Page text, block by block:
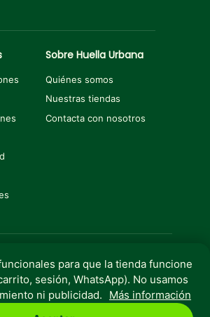
Sobre Huella Urbana
Quiénes somos
Nuestras tiendas
Contacta con nosotros
Urbana. Todos los derechos
reservados.
para que la tienda funcione
sesión, WhatsApp). No usamos
ni publicidad.
Más información
Añadir al carrito